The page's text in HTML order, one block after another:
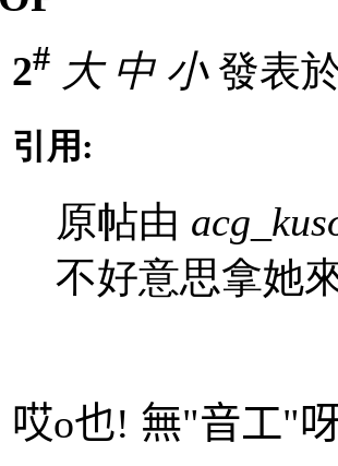
2# 大 中 小發表
引用:
原帖由
不好意思拿她
哎o也! 無"音工"